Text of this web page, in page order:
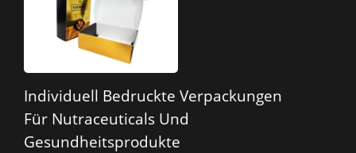
Individuell Bedruckte Verpackungen
Für Nutraceuticals Und
Gesundheitsprodukte